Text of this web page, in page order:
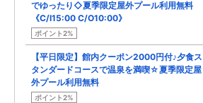
でゆったり◇夏季限定屋外プール利用無料
《C/I15:00 C/O10:00》
ポイント2%
【平日限定】館内クーポン2000円付♪夕食ス
タンダードコースで温泉を満喫☆夏季限定屋
外プール利用無料
ポイント2%